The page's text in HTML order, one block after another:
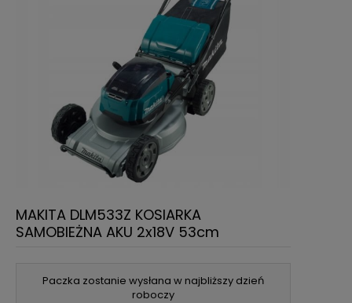
Paczka zostanie wysłana w najbliższy dzień
roboczy
MAKITA DLM533Z KOSIARKA
SAMOBIEŻNA AKU 2x18V 53cm